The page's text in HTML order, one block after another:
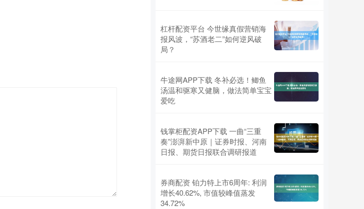
杠杆配资平台 今世缘真假营销海
报风波，“苏酒老二”如何逆风破
局？
牛途网APP下载 冬补必选！鲫鱼
汤温和驱寒又健脑，做法简单宝宝
爱吃
钱掌柜配资APP下载 一曲“三重
奏”澎湃新中原｜证券时报、河南
日报、期货日报联合调研报道
券商配资 铂力特上市6周年: 利润
增长40.62%, 市值较峰值蒸发
34.72%